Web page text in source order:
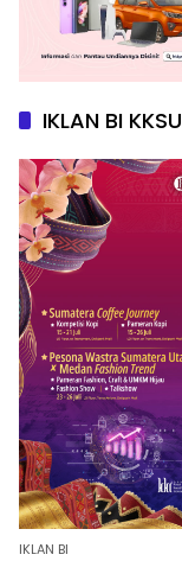
IKLAN BI KKSU
IKLAN BI